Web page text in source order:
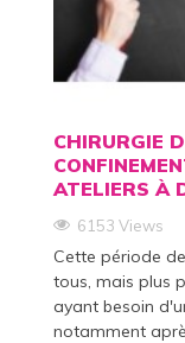
CHIRURGIE
ATELIERS À
6153 Views
Cette période
tous, mais plus
ayant besoin
notamment